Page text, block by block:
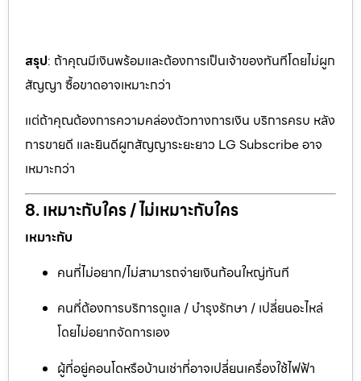
สรุป: ถ้าคุณมีเงินพร้อมและต้องการเป็นเจ้าของทันทีโดยไม่ผูก
สัญญา ซื้อขาดอาจเหมาะกว่า
แต่ถ้าคุณต้องการความคล่องตัวทางการเงิน บริการครบ หลัง
การขายดี และยินดีผูกสัญญาระยะยาว LG Subscribe อาจ
เหมาะกว่า
8. เหมาะกับใคร / ไม่เหมาะกับใคร
เหมาะกับ
คนที่ไม่อยาก/ไม่สามารถจ่ายเงินก้อนใหญ่ทันที
คนที่ต้องการบริการดูแล / บำรุงรักษา / เปลี่ยนอะไหล่
โดยไม่อยากจัดการเอง
ผู้ที่อยู่คอนโดหรือบ้านเช่าที่อาจเปลี่ยนเครื่องใช้ไฟฟ้า